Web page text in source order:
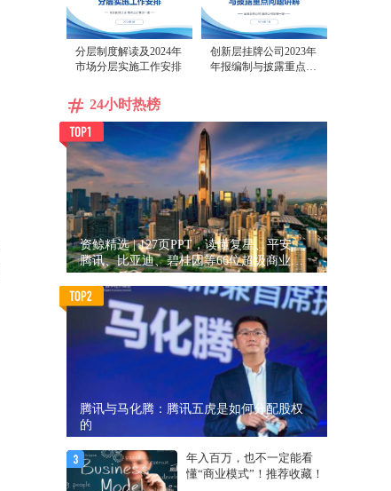
分层制度解读及2024年
市场分层实施工作安排
创新层挂牌公司2023年
年报编制与披露重点问
24小时热榜
资鲸精选 | 127页PPT，读懂复星、平安、
腾讯、比亚迪、碧桂园等66位超级商业巨
头未来产业布局！（非常值得收藏！）
腾讯与马化腾：腾讯五虎是如何分配股权
的
年入百万，也不一定能看
懂“商业模式”！推荐收藏！